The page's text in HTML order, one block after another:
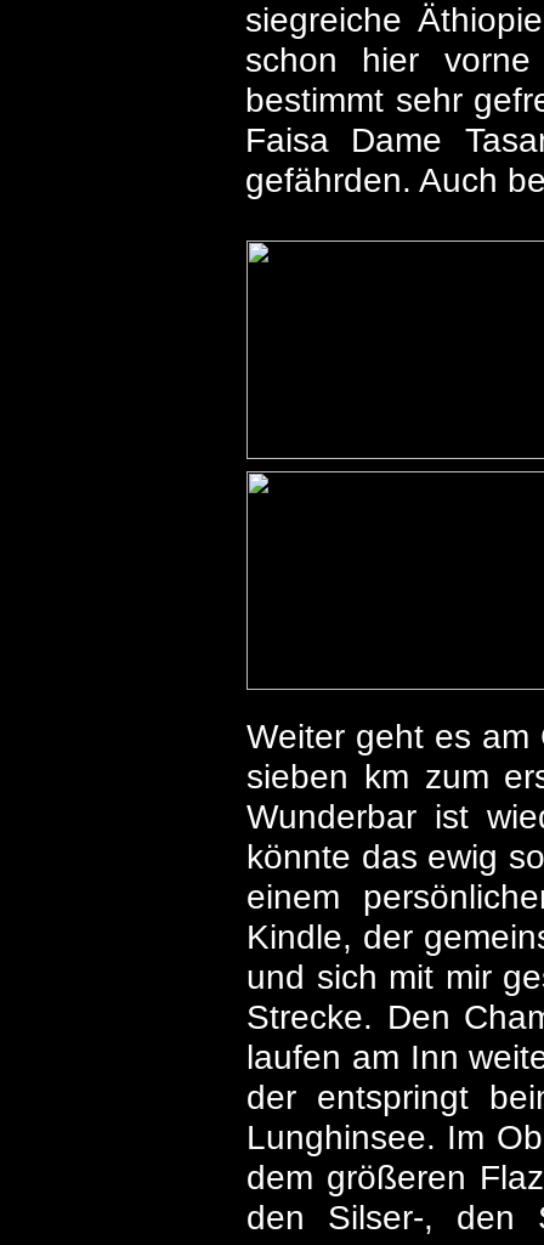
siegreiche
schon hier
bestimmt sehr
Faisa Dame
gefährden. Auch
Weiter geht es am
sieben km zum
Wunderbar ist
könnte das ewig
einem
Kindle, der
und sich mit mir
Strecke. Den
laufen am Inn
der entspringt
Lunghinsee. Im
dem größeren
den Silser-, den